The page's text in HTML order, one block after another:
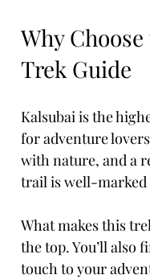
Why
Trek Guide
Kalsubai is the
for adventure
with nature, and a
trail is well-marked
What makes this
the top. You’ll also
touch to your